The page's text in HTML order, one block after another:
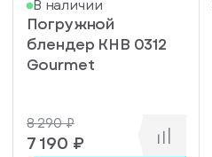
В наличии
Погружной
блендер KHB 0312
Gourmet
8 290 ₽
7 190 ₽